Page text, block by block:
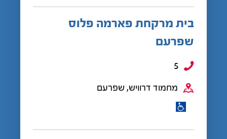
בית מרקחת פארמה פלוס
שפרעם
5
מחמוד דרוויש, שפרעם